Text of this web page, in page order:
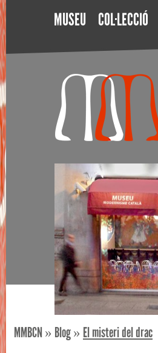
MUSEU COL·LECCIÓ
MMBCN» Blog» El misteri del drac